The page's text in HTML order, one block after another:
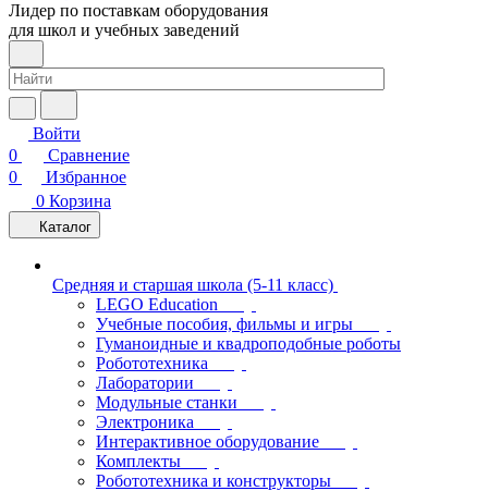
Лидер по поставкам оборудования
для школ и учебных заведений
Войти
0
Сравнение
0
Избранное
0 Корзина
Каталог
Средняя и старшая школа (5-11 класс)
LEGO Education
Учебные пособия, фильмы и игры
Гуманоидные и квадроподобные роботы
Робототехника
Лаборатории
Модульные станки
Электроника
Интерактивное оборудование
Комплекты
Робототехника и конструкторы